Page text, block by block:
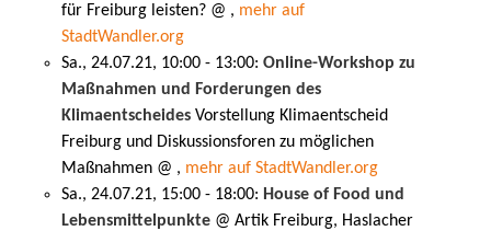
für Freiburg leisten? @ , mehr auf
StadtWandler.org
Sa., 24.07.21, 10:00 - 13:00: Online-Workshop zu
Maßnahmen und Forderungen des
Klimaentscheides Vorstellung Klimaentscheid
Freiburg und Diskussionsforen zu möglichen
Maßnahmen @ , mehr auf StadtWandler.org
Sa., 24.07.21, 15:00 - 18:00: House of Food und
Lebensmittelpunkte @ Artik Freiburg, Haslacher